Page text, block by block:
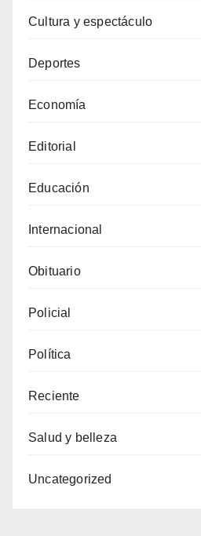
Cultura y espectáculo
Deportes
Economía
Editorial
Educación
Internacional
Obituario
Policial
Política
Reciente
Salud y belleza
Uncategorized